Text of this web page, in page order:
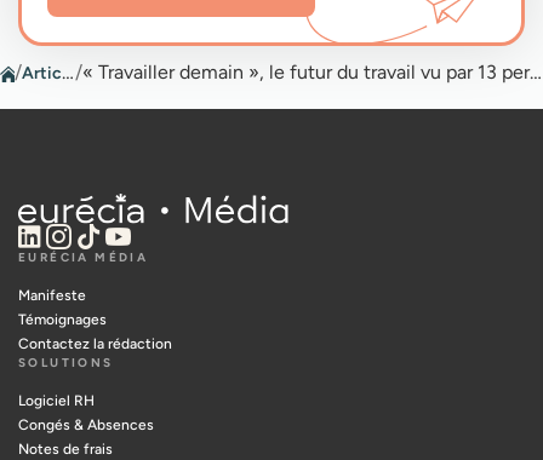
/ Articles/ « Travailler demain », le futur du travail vu par 13 personnalités
EURÉCIA MÉDIA
Manifeste
Témoignages
Contactez la rédaction
SOLUTIONS
Logiciel RH
Congés & Absences
Notes de frais